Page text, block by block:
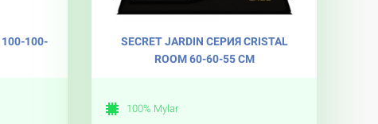
100-
SECRET JARDIN СЕРИЯ CRISTAL
ROOM 60-60-55 СМ
100% Mylar